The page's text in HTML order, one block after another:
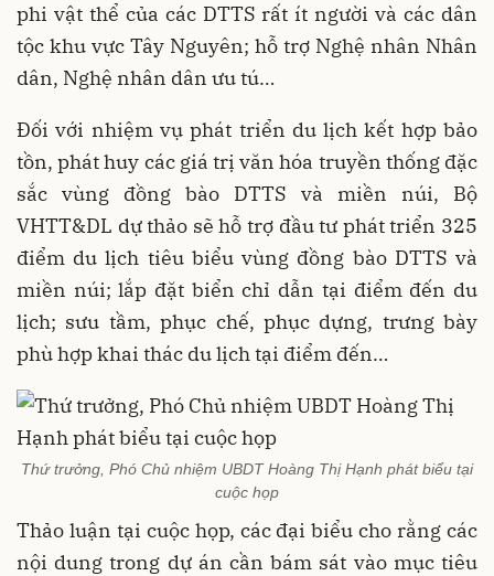
phi vật thể của các DTTS rất ít người và các dân
tộc khu vực Tây Nguyên; hỗ trợ Nghệ nhân Nhân
dân, Nghệ nhân dân ưu tú…
Đối với nhiệm vụ phát triển du lịch kết hợp bảo
tồn, phát huy các giá trị văn hóa truyền thống đặc
sắc vùng đồng bào DTTS và miền núi, Bộ
VHTT&DL dự thảo sẽ hỗ trợ đầu tư phát triển 325
điểm du lịch tiêu biểu vùng đồng bào DTTS và
miền núi; lắp đặt biển chỉ dẫn tại điểm đến du
lịch; sưu tầm, phục chế, phục dựng, trưng bày
phù hợp khai thác du lịch tại điểm đến…
Thứ trưởng, Phó Chủ nhiệm UBDT Hoàng Thị Hạnh phát biểu tại
cuộc họp
Thảo luận tại cuộc họp, các đại biểu cho rằng các
nội dung trong dự án cần bám sát vào mục tiêu